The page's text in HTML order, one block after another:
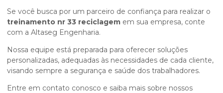
Se você busca por um parceiro de confiança para realizar o
treinamento nr 33 reciclagem em sua empresa, conte
com a Altaseg Engenharia.
Nossa equipe está preparada para oferecer soluções
personalizadas, adequadas às necessidades de cada cliente,
visando sempre a segurança e saúde dos trabalhadores.
Entre em contato conosco e saiba mais sobre nossos